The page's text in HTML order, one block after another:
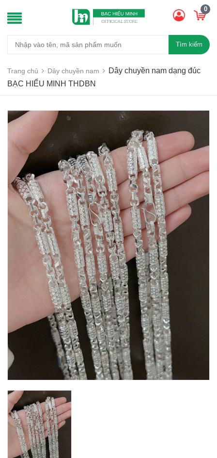
0
Tìm kiếm
Trang chủ Dây chuyền nam
Dây chuyền nam dạng đúc
BẠC HIỂU MINH THDBN